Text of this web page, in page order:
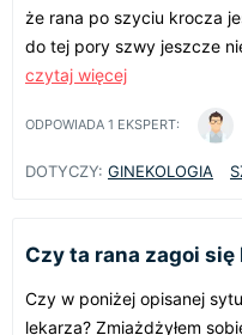
że rana po szyciu krocza
do tej pory szwy jeszcze
czytaj więcej
ODPOWIADA 1 EKSPERT:
DOTYCZY: GINEKOLOGIA
Czy ta rana zagoi
Czy w poniżej opisanej
lekarza? Zmiażdżyłem